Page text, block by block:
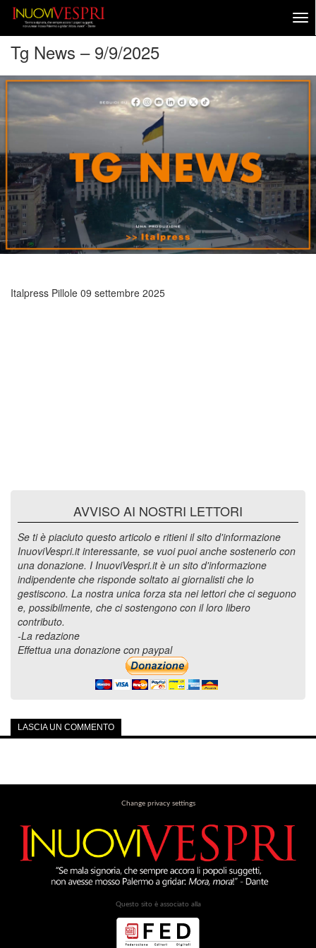
Tg News – 9/9/2025
Italpress Pillole 09 settembre 2025
AVVISO AI NOSTRI LETTORI
Se ti è piaciuto questo articolo e ritieni il sito d'informazione
InuoviVespri.it interessante, se vuoi puoi anche sostenerlo con
una donazione. I InuoviVespri.it è un sito d'informazione
indipendente che risponde soltato ai giornalisti che lo
gestiscono. La nostra unica forza sta nei lettori che ci seguono
e, possibilmente, che ci sostengono con il loro libero
contributo.
-La redazione
Effettua una donazione con paypal
LASCIA UN COMMENTO
Change privacy settings
Questo sito è associato alla